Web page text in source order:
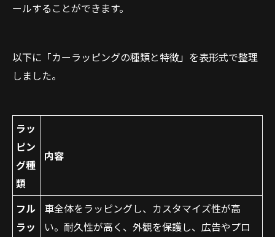
ールすることができます。
以下に「カーラッピングの種類と特徴」を表形式で整理
しました。
ラッ
ピン
グ種
類
内容
フル
ラッ
車全体をラッピングし、カスタマイズ性が高
い。耐久性が高く、外観を保護し、広告やプロ